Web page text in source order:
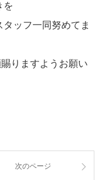
を
ッフ一同努めてま
りますようお願い
次のページ